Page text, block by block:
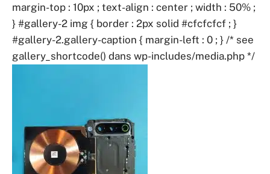
margin-top : 10px ; text-align : center ; width : 50% ;
} #gallery-2 img { border : 2px solid #cfcfcfcf ; }
#gallery-2.gallery-caption { margin-left : 0 ; } /* see
gallery_shortcode() dans wp-includes/media.php */